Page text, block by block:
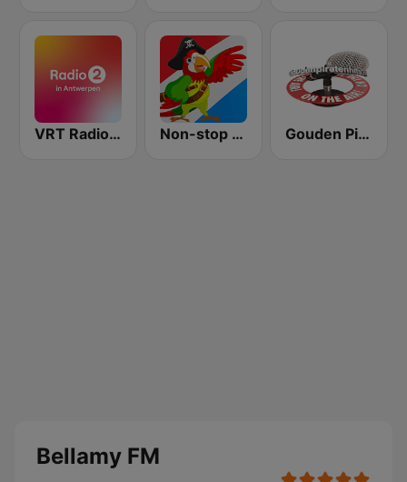
VRT Radio 2 Antwerpen Non-stop Geheime zender muziek Gouden Piratenhits
Bellamy FM